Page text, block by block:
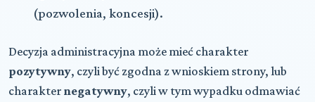
(pozwolenia, koncesji).
Decyzja administracyjna może mieć charakter
pozytywny, czyli być zgodna z wnioskiem strony, lub
charakter negatywny, czyli w tym wypadku odmawiać